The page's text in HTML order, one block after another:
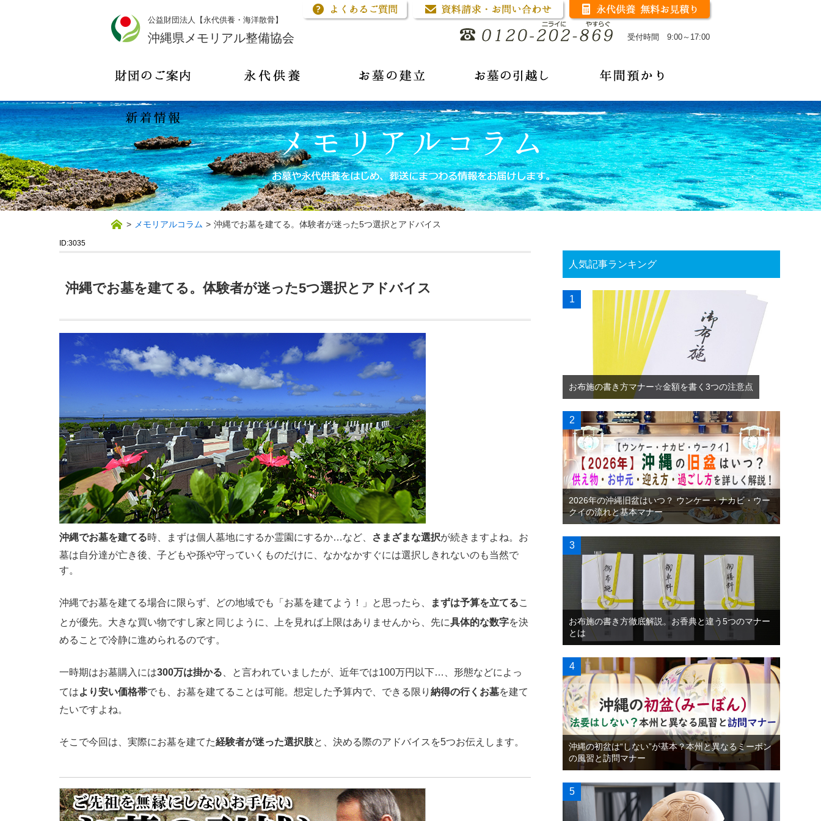
公益財団法人【永代供養・海洋散骨】
沖縄県メモリアル整備協会 受付時間 9:00～17:00
> メモリアルコラム > 沖縄でお墓を建てる。体験者が迷った5つ選択とアドバイス
ID:3035
沖縄でお墓を建てる。体験者が迷った5つ選択とアドバイス
沖縄でお墓を建てる時、まずは個人墓地にするか霊園にするか…など、 さまざまな選択が続きますよね。お
墓は自分達が亡き後、子どもや孫や守っていくものだけに、なかなかすぐには選択しきれないのも当然で
す。
沖縄でお墓を建てる場合に限らず、どの地域でも「お墓を建てよう！」と思ったら、 まずは予算を立てるこ
とが優先。大きな買い物ですし家と同じように、上を見れば上限はありませんから、先に具体的な数字を決
めることで冷静に進められるのです。
一時期はお墓購入には300万は掛かる 、と言われていましたが、近年では100万円以下…、形態などによっ
てはより安い価格帯でも、お墓を建てることは可能。想定した予算内で、できる限り 納得の行くお墓を建て
たいですよね。
そこで今回は、実際にお墓を建てた経験者が迷った選択肢と、決める際のアドバイスを5つお伝えします。
人気記事ランキング
お布施の書き方マナー☆金額を書く3つの注意点
2026年の沖縄旧盆はいつ？ ウンケー・ナカビ・ウー
クイの流れと基本マナー
お布施の書き方徹底解説。お香典と違う5つのマナー
とは
沖縄の初盆は“しない”が基本？本州と異なるミーボン
の風習と訪問マナー